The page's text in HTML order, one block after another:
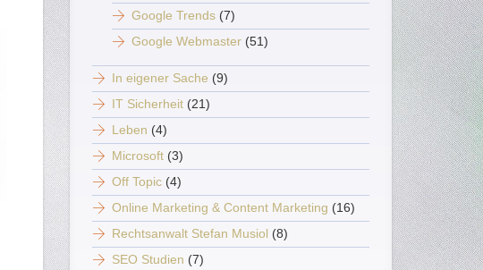
Google Trends (7)
Google Webmaster (51)
In eigener Sache (9)
IT Sicherheit (21)
Leben (4)
Microsoft (3)
Off Topic (4)
Online Marketing & Content Marketing (16)
Rechtsanwalt Stefan Musiol (8)
SEO Studien (7)